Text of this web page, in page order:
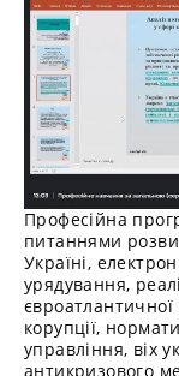
Професійна
питаннями
Україні,
урядування,
євроатлантичної
корупції,
управління, віх
антикризового